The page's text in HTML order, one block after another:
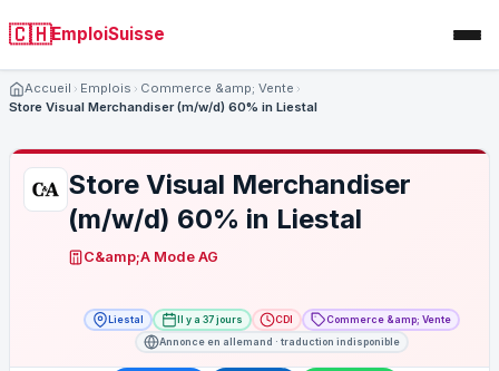
🇨🇭EmploiSuisse
Accueil Emplois
Commerce &amp; Vente
Store Visual Merchandiser (m/w/d) 60% in Liestal
Store Visual Merchandiser
(m/w/d) 60% in Liestal
C&amp;A Mode AG
Liestal Il y a 37 jours CDI
Commerce &amp; Vente
Annonce en allemand · traduction indisponible